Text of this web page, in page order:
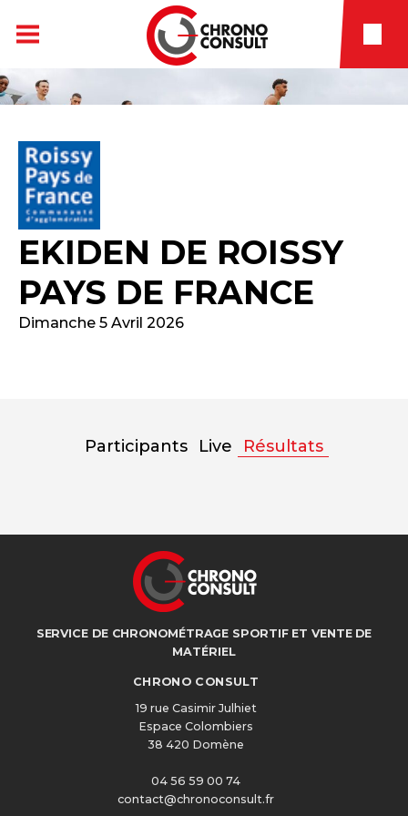
EKIDEN DE ROISSY
PAYS DE FRANCE
Dimanche 5 Avril 2026
Participants Live Résultats
SERVICE DE CHRONOMÉTRAGE SPORTIF ET VENTE DE
MATÉRIEL
CHRONO CONSULT
19 rue Casimir Julhiet
Espace Colombiers
38 420 Domène
04 56 59 00 74
contact@chronoconsult.fr